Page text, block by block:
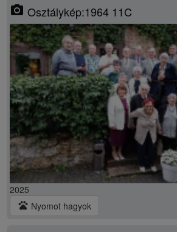
photo_camera Osztálykép:1964 11C
2025
pets Nyomot hagyok